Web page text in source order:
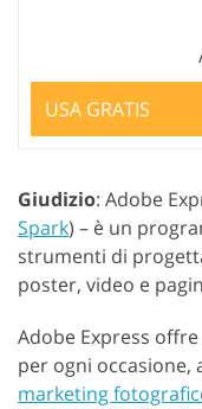
USA GRATIS
Giudizio: Adobe
Spark) – è un
strumenti di
poster, video e
Adobe Express
per ogni occasione,
marketing